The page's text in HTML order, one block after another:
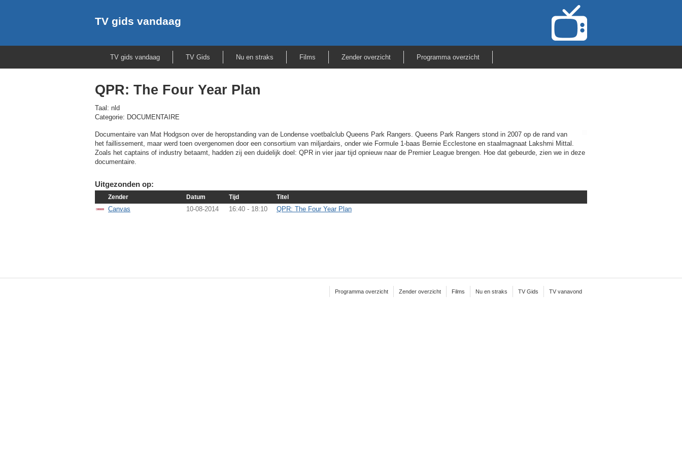
TV gids vandaag
TV gids vandaag TV Gids Nu en straks Films Zender overzicht Programma overzicht
QPR: The Four Year Plan
Taal: nld
Categorie: DOCUMENTAIRE
Documentaire van Mat Hodgson over de heropstanding van de Londense voetbalclub Queens Park Rangers. Queens Park Rangers stond in 2007 op de rand van
het faillissement, maar werd toen overgenomen door een consortium van miljardairs, onder wie Formule 1-baas Bernie Ecclestone en staalmagnaat Lakshmi Mittal.
Zoals het captains of industry betaamt, hadden zij een duidelijk doel: QPR in vier jaar tijd opnieuw naar de Premier League brengen. Hoe dat gebeurde, zien we in deze
documentaire.
Uitgezonden op:
Zender Datum Tijd Titel
Canvas 10-08-2014 16:40 - 18:10 QPR: The Four Year Plan
TV vanavond
TV Gids
Nu en straks
Films
Zender overzicht
Programma overzicht